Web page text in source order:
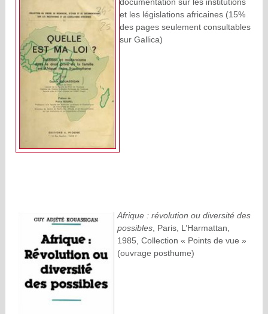
et les législations africaines (15%
des pages seulement consultables
sur Gallica)
Afrique : révolution ou diversité des
possibles , Paris, L’Harmattan,
1985, Collection « Points de vue »
(ouvrage posthume)